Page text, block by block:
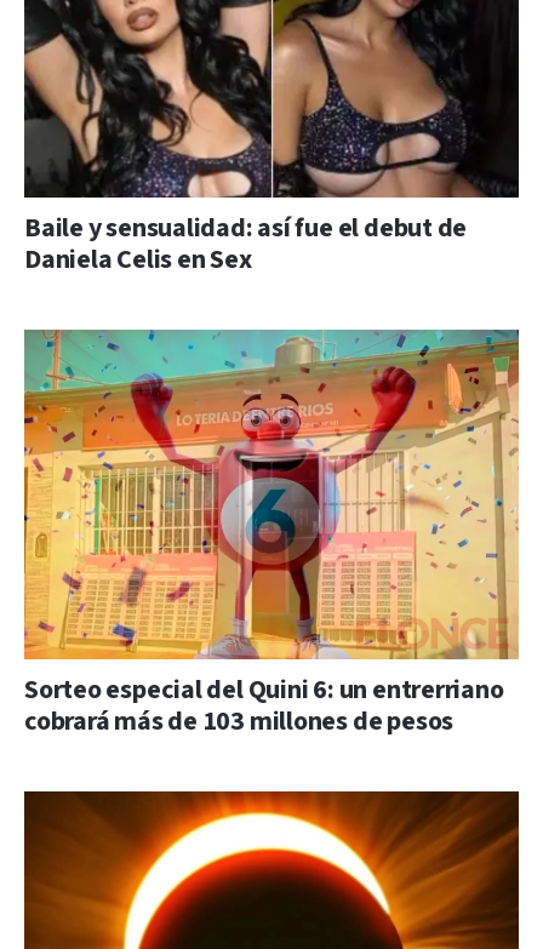
Baile y sensualidad: así fue el debut de
Daniela Celis en Sex
Sorteo especial del Quini 6: un entrerriano
cobrará más de 103 millones de pesos